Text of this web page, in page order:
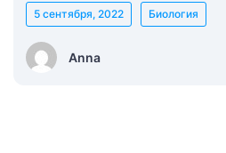
Anna
5 сентября, 2022 Биология